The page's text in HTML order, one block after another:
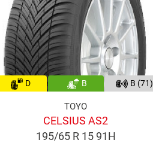
D B B (71)
TOYO
CELSIUS AS2
195/65 R 15 91H